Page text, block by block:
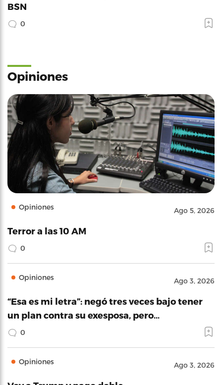
BSN
0
Opiniones
Opiniones Ago 5, 2026
Terror a las 10 AM
0
Opiniones Ago 3, 2026
“Esa es mi letra”: negó tres veces bajo tener
un plan contra su exesposa, pero…
0
Opiniones Ago 3, 2026